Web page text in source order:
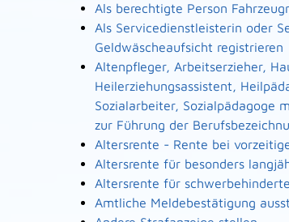
Als berechtigte Person
Als Servicedienstleisterin oder
Geldwäscheaufsicht registrieren
Altenpfleger, Arbeitserzieher,
Heilerziehungsassistent,
Sozialarbeiter, Sozialpädagoge
zur Führung der
Altersrente - Rente bei
Altersrente für besonders
Altersrente für
Amtliche Meldebestätigung